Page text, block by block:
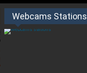
Webcams Stations